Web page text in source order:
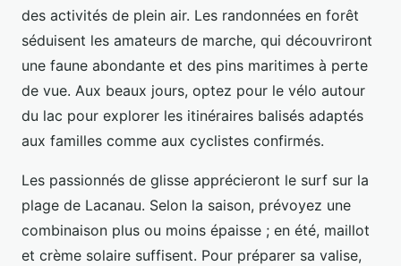
des activités de plein air. Les randonnées en forêt
séduisent les amateurs de marche, qui découvriront
une faune abondante et des pins maritimes à perte
de vue. Aux beaux jours, optez pour le vélo autour
du lac pour explorer les itinéraires balisés adaptés
aux familles comme aux cyclistes confirmés.
Les passionnés de glisse apprécieront le surf sur la
plage de Lacanau. Selon la saison, prévoyez une
combinaison plus ou moins épaisse ; en été, maillot
et crème solaire suffisent. Pour préparer sa valise,